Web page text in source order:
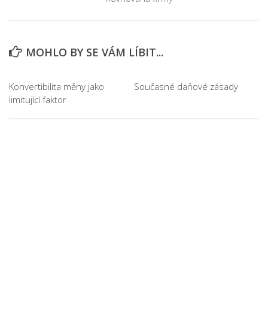
MOHLO BY SE VÁM LÍBIT...
Konvertibilita měny jako
limitující faktor
Současné daňové zásady